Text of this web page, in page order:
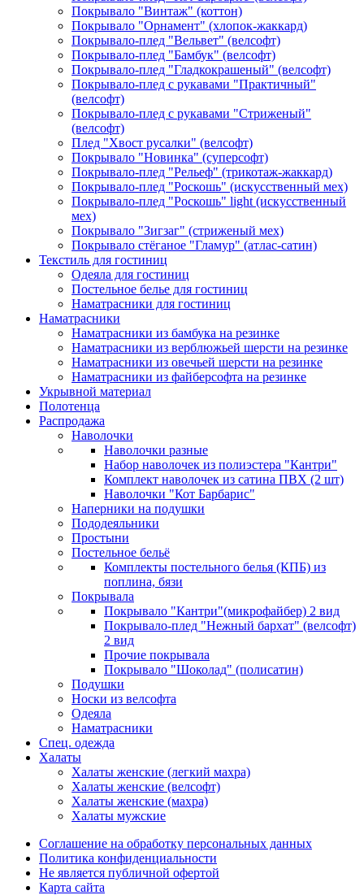
Покрывало "Винтаж" (коттон)
Покрывало "Орнамент" (хлопок-жаккард)
Покрывало-плед "Вельвет" (велсофт)
Покрывало-плед "Бамбук" (велсофт)
Покрывало-плед "Гладкокрашеный" (велсофт)
Покрывало-плед с рукавами "Практичный"
(велсофт)
Покрывало-плед с рукавами "Стриженый"
(велсофт)
Плед "Хвост русалки" (велсофт)
Покрывало "Новинка" (суперсофт)
Покрывало-плед "Рельеф" (трикотаж-жаккард)
Покрывало-плед "Роскошь" (искусственный мех)
Покрывало-плед "Роскошь" light (искусственный
мех)
Покрывало "Зигзаг" (стриженый мех)
Покрывало стёганое "Гламур" (атлас-сатин)
Текстиль для гостиниц
Одеяла для гостиниц
Постельное белье для гостиниц
Наматрасники для гостиниц
Наматрасники
Наматрасники из бамбука на резинке
Наматрасники из верблюжьей шерсти на резинке
Наматрасники из овечьей шерсти на резинке
Наматрасники из файберсофта на резинке
Укрывной материал
Полотенца
Распродажа
Наволочки
Наволочки разные
Набор наволочек из полиэстера "Кантри"
Комплект наволочек из сатина ПВХ (2 шт)
Наволочки "Кот Барбарис"
Наперники на подушки
Пододеяльники
Простыни
Постельное бельё
Комплекты постельного белья (КПБ) из
поплина, бязи
Покрывала
Покрывало "Кантри"(микрофайбер) 2 вид
Покрывало-плед "Нежный бархат" (велсофт)
2 вид
Прочие покрывала
Покрывало "Шоколад" (полисатин)
Подушки
Носки из велсофта
Одеяла
Наматрасники
Спец. одежда
Халаты
Халаты женские (легкий махра)
Халаты женские (велсофт)
Халаты женские (махра)
Халаты мужские
Соглашение на обработку персональных данных
Политика конфиденциальности
Не является публичной офертой
Карта сайта